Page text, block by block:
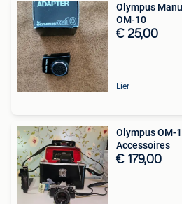
Olympus Manual
OM-10
€ 25,00
Lier
Olympus OM-10, incl 50
Accessoires
€ 179,00